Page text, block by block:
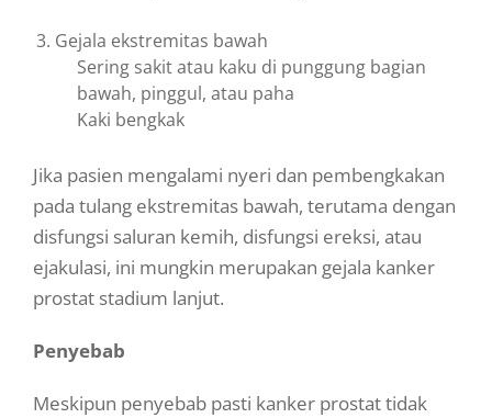
Gejala ekstremitas bawah
Sering sakit atau kaku di punggung bagian
bawah, pinggul, atau paha
Kaki bengkak
Jika pasien mengalami nyeri dan pembengkakan
pada tulang ekstremitas bawah, terutama dengan
disfungsi saluran kemih, disfungsi ereksi, atau
ejakulasi, ini mungkin merupakan gejala kanker
prostat stadium lanjut.
Penyebab
Meskipun penyebab pasti kanker prostat tidak